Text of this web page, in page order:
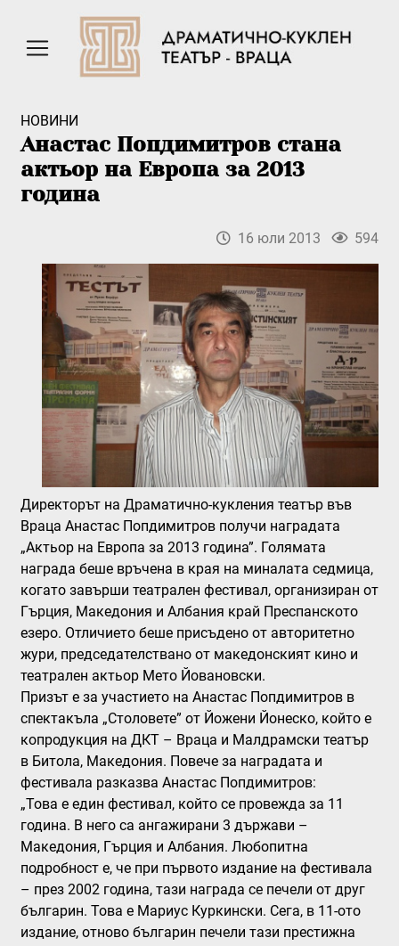
НОВИНИ
Анастас Попдимитров стана
актьор на Европа за 2013
година
16 юли 2013 594
Директорът на Драматично-кукления театър във
Враца Анастас Попдимитров получи наградата
„Актьор на Европа за 2013 година”. Голямата
награда беше връчена в края на миналата седмица,
когато завърши театрален фестивал, организиран от
Гърция, Македония и Албания край Преспанското
езеро. Отличието беше присъдено от авторитетно
жури, председателствано от македонският кино и
театрален актьор Мето Йовановски.
Призът е за участието на Анастас Попдимитров в
спектакъла „Столовете” от Йожени Йонеско, който е
копродукция на ДКТ – Враца и Малдрамски театър
в Битола, Македония. Повече за наградата и
фестивала разказва Анастас Попдимитров:
„Това е един фестивал, който се провежда за 11
година. В него са ангажирани 3 държави –
Македония, Гърция и Албания. Любопитна
подробност е, че при първото издание на фестивала
– през 2002 година, тази награда се печели от друг
българин. Това е Мариус Куркински. Сега, в 11-ото
издание, отново българин печели тази престижна